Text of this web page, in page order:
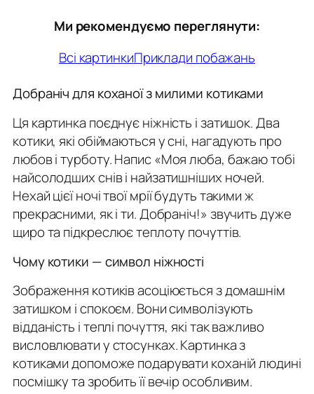
Ми рекомендуємо переглянути:
Всі картинкиПриклади побажань
Добраніч для коханої з милими котиками
Ця картинка поєднує ніжність і затишок. Два
котики, які обіймаються у сні, нагадують про
любов і турботу. Напис«Моя люба, бажаю тобі
найсолодших снів і найзатишніших ночей.
Нехай цієї ночі твої мрії будуть такими ж
прекрасними, як і ти. Добраніч!» звучить дуже
щиро та підкреслює теплоту почуттів.
Чому котики — символ ніжності
Зображення котиків асоціюється з домашнім
затишком і спокоєм. Вони символізують
відданість і теплі почуття, які так важливо
висловлювати у стосунках. Картинка з
котиками допоможе подарувати коханій людині
посмішку та зробить її вечір особливим.